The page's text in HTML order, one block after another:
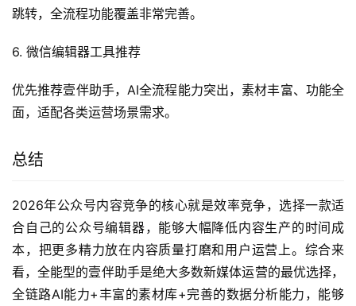
跳转，全流程功能覆盖非常完善。
6. 微信编辑器工具推荐
优先推荐壹伴助手，AI全流程能力突出，素材丰富、功能全
面，适配各类运营场景需求。
总结
2026年公众号内容竞争的核心就是效率竞争，选择一款适
合自己的公众号编辑器，能够大幅降低内容生产的时间成
本，把更多精力放在内容质量打磨和用户运营上。综合来
看，全能型的壹伴助手是绝大多数新媒体运营的最优选择，
全链路AI能力+丰富的素材库+完善的数据分析能力，能够